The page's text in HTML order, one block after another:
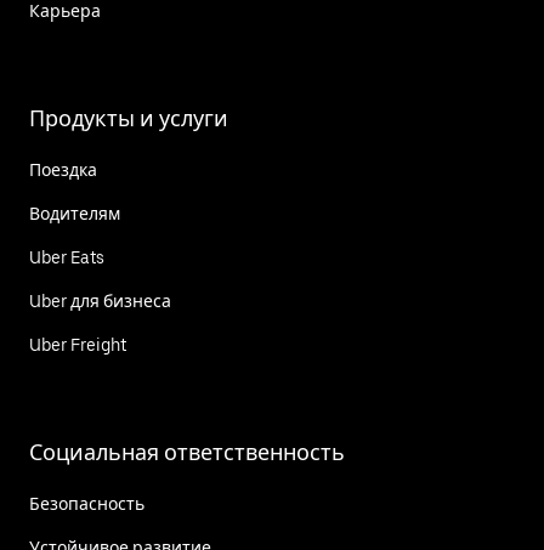
Карьера
Продукты и услуги
Поездка
Водителям
Uber Eats
Uber для бизнеса
Uber Freight
Социальная ответственность
Безопасность